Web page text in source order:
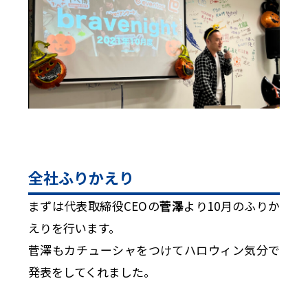
全社ふりかえり
まずは代表取締役CEOの菅澤より10月のふりか
えりを行います。
菅澤もカチューシャをつけてハロウィン気分で
発表をしてくれました。